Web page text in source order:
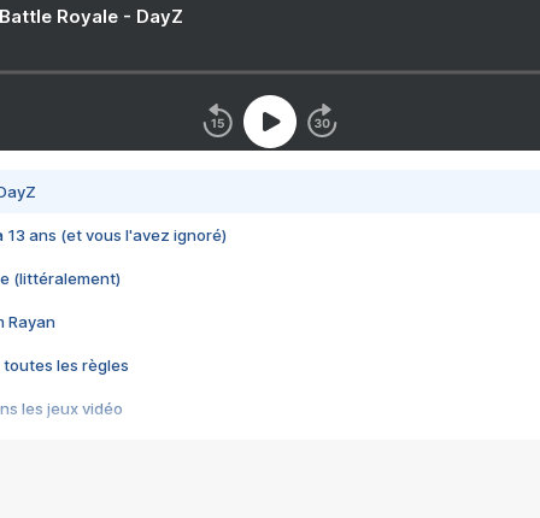
Royale - DayZ
13 ans (et vous l'avez ignoré)
(littéralement)
Rayan
toutes les règles
les jeux vidéo